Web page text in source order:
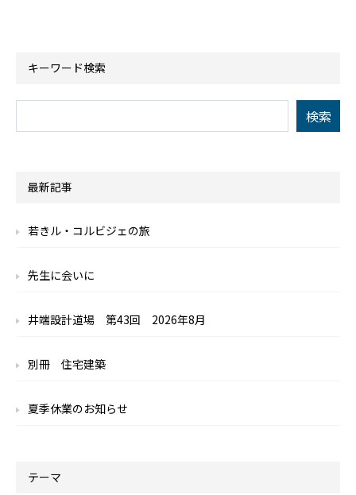
キーワード検索
最新記事
若きル・コルビジェの旅
先生に会いに
井端設計道場 第43回 2026年8月
別冊 住宅建築
夏季休業のお知らせ
テーマ